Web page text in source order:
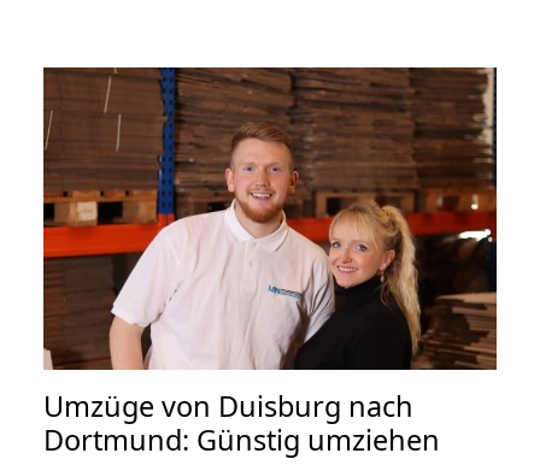
Umzüge von Duisburg nach
Dortmund: Günstig umziehen